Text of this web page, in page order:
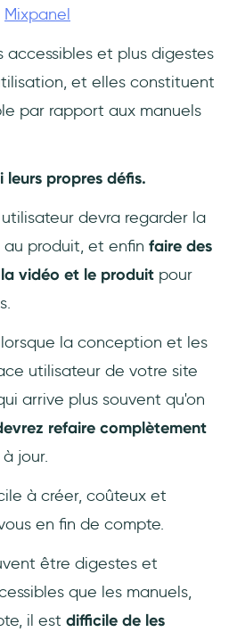
Mixpanel
accessibles et plus digestes
et elles constituent
par rapport aux manuels
leurs propres défis.
devra regarder la
produit, et enfin faire des
vidéo et le produit pour
la conception et les
utilisateur de votre site
arrive plus souvent qu'on
refaire complètement
jour.
à créer, coûteux et
en fin de compte.
être digestes et
que les manuels,
il est difficile de les